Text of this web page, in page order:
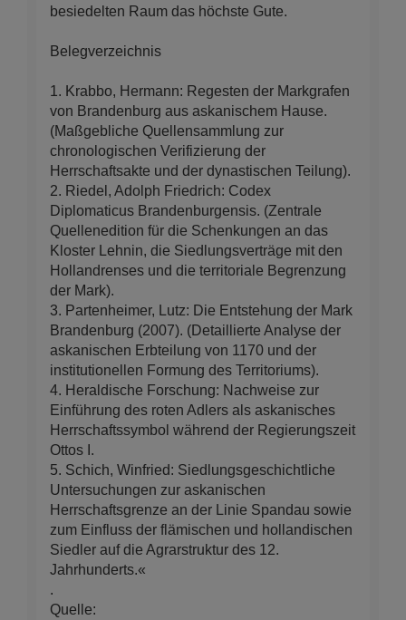
besiedelten Raum das höchste Gute.
Belegverzeichnis
1. Krabbo, Hermann: Regesten der Markgrafen
von Brandenburg aus askanischem Hause.
(Maßgebliche Quellensammlung zur
chronologischen Verifizierung der
Herrschaftsakte und der dynastischen Teilung).
2. Riedel, Adolph Friedrich: Codex
Diplomaticus Brandenburgensis. (Zentrale
Quellenedition für die Schenkungen an das
Kloster Lehnin, die Siedlungsverträge mit den
Hollandrenses und die territoriale Begrenzung
der Mark).
3. Partenheimer, Lutz: Die Entstehung der Mark
Brandenburg (2007). (Detaillierte Analyse der
askanischen Erbteilung von 1170 und der
institutionellen Formung des Territoriums).
4. Heraldische Forschung: Nachweise zur
Einführung des roten Adlers als askanisches
Herrschaftssymbol während der Regierungszeit
Ottos I.
5. Schich, Winfried: Siedlungsgeschichtliche
Untersuchungen zur askanischen
Herrschaftsgrenze an der Linie Spandau sowie
zum Einfluss der flämischen und hollandischen
Siedler auf die Agrarstruktur des 12.
Jahrhunderts.«
.
Quelle: